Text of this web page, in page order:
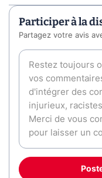
Participer à la
Partagez votre avis